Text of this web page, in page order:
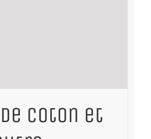
coton et